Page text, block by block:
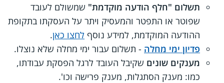
תשלום "חלף הודעה מוקדמת" שמשולם לעובד
שפוטר או התפטר והמעסיק ויתר על העסקתו בתקופת
ההודעה המוקדמת, למידע נוסף לחצו כאן.
פדיון ימי מחלה - תשלום עבור ימי מחלה שלא נוצלו.
מענקים שונים שקיבל העובד לרגל הפסקת עבודתו,
כמו: מענק הסתגלות, מענק פרישה וכו'.